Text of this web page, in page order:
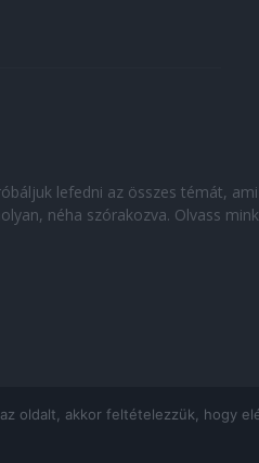
lefedni az összes témát,
néha szórakozva. Olvass
oldalt, akkor feltételezzük, hogy